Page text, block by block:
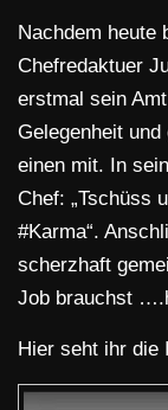
Nachdem heute
Chefredaktuer
erstmal sein
Gelegenheit
einen mit. In
Chef: „Tschüss
#Karma“.
scherzhaft
Job brauchst
Hier seht ihr die